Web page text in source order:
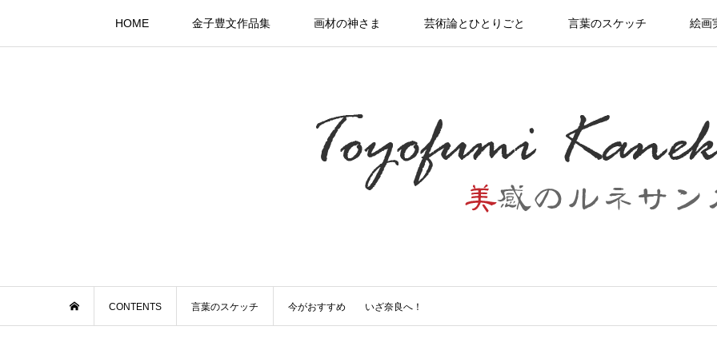
HOME 金子豊文作品集 画材の神さま 芸術論とひとりごと 言葉のスケッチ 絵画
CONTENTS 言葉のスケッチ 今がおすすめ いざ奈良へ！